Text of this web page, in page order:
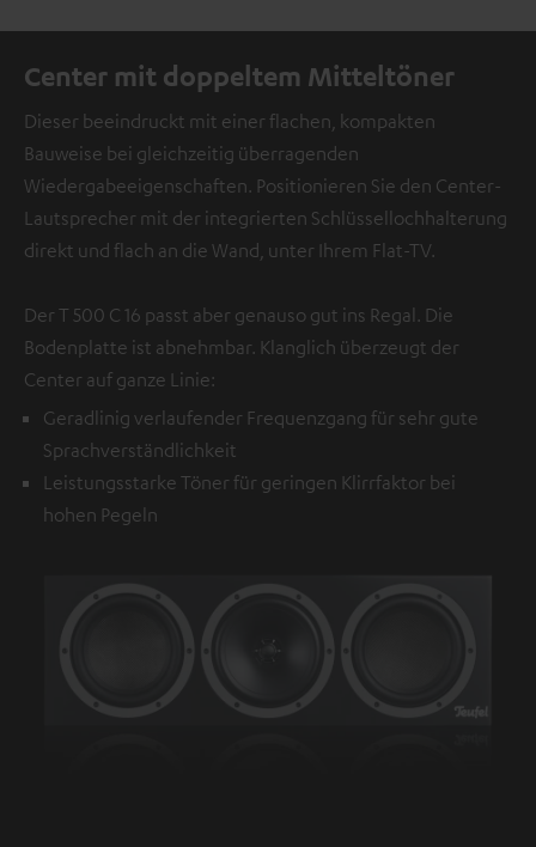
Center mit doppeltem Mitteltöner
Dieser beeindruckt mit einer flachen, kompakten
Bauweise bei gleichzeitig überragenden
Wiedergabeeigenschaften. Positionieren Sie den Center-
Lautsprecher mit der integrierten Schlüssellochhalterung
direkt und flach an die Wand, unter Ihrem Flat-TV.
Der T 500 C 16 passt aber genauso gut ins Regal. Die
Bodenplatte ist abnehmbar. Klanglich überzeugt der
Center auf ganze Linie:
Geradlinig verlaufender Frequenzgang für sehr gute
Sprachverständlichkeit
Leistungsstarke Töner für geringen Klirrfaktor bei
hohen Pegeln